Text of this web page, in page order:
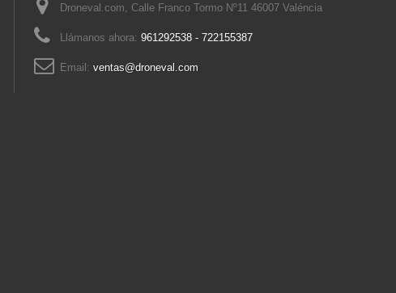
Droneval.com, Calle Franco Tormo Nº11 46007 Valéncia
Llámanos ahora: 961292538 - 722155387
Email: ventas@droneval.com